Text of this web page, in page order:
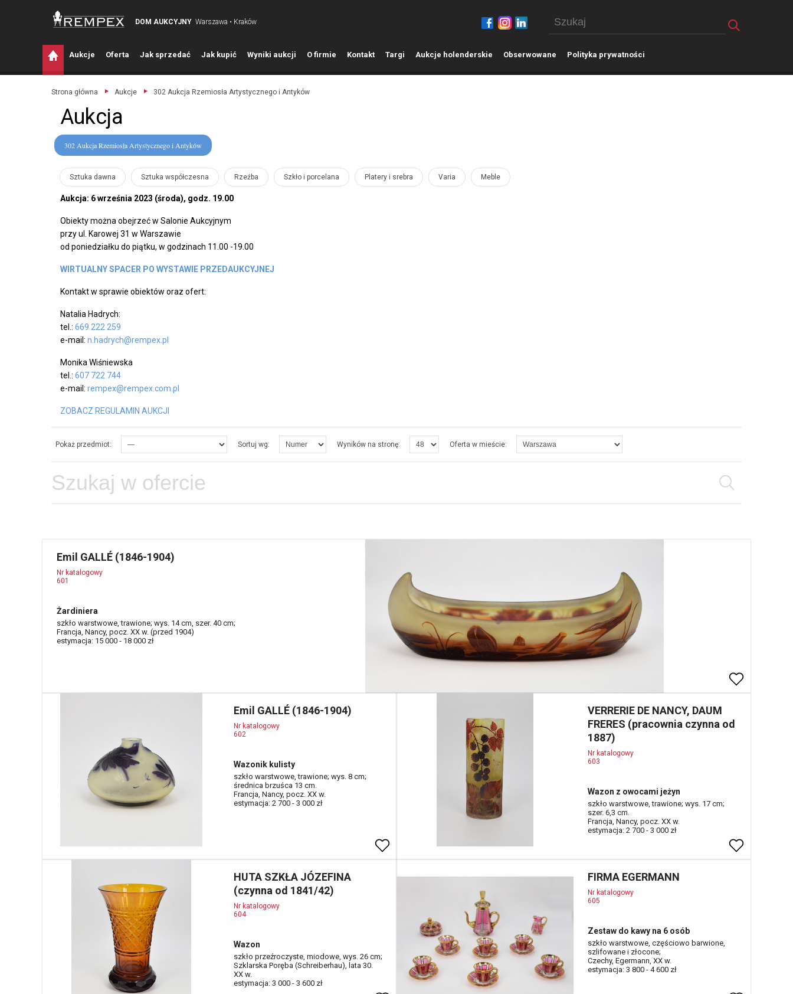
DOM AUKCYJNY Warszawa • Kraków
Aukcje Oferta Jak sprzedać Jak kupić Wyniki aukcji O firmie Kontakt Targi Aukcje holenderskie Obserwowane Polityka prywatności
Strona główna Aukcje 302 Aukcja Rzemiosła Artystycznego i Antyków
Aukcja
302 Aukcja Rzemiosła Artystycznego i Antyków
Sztuka dawna Sztuka współczesna Rzeźba Szkło i porcelana Platery i srebra Varia Meble
Aukcja: 6 września 2023 (środa), godz. 19.00
Obiekty można obejrzeć w Salonie Aukcyjnym
przy ul. Karowej 31 w Warszawie
od poniedziałku do piątku, w godzinach 11.00 -19.00
WIRTUALNY SPACER PO WYSTAWIE PRZEDAUKCYJNEJ
Kontakt w sprawie obiektów oraz ofert:
Natalia Hadrych:
tel.: 669 222 259
e-mail: n.hadrych@rempex.pl
Monika Wiśniewska
tel.: 607 722 744
e-mail: rempex@rempex.com.pl
ZOBACZ REGULAMIN AUKCJI
Pokaż przedmiot: Sortuj wg: Wyników na stronę: Oferta w mieście:
Emil GALLÉ (1846-1904)
Nr katalogowy
601
Żardiniera
szkło warstwowe, trawione; wys. 14 cm, szer. 40 cm;
Francja, Nancy, pocz. XX w. (przed 1904)
estymacja: 15 000 - 18 000 zł
Emil GALLÉ (1846-1904)
Nr katalogowy
602
Wazonik kulisty
szkło warstwowe, trawione; wys. 8 cm;
średnica brzuśca 13 cm.
Francja, Nancy, pocz. XX w.
estymacja: 2 700 - 3 000 zł
VERRERIE DE NANCY, DAUM
FRERES (pracownia czynna od
1887)
Nr katalogowy
603
Wazon z owocami jeżyn
szkło warstwowe, trawione; wys. 17 cm;
szer. 6,3 cm.
Francja, Nancy, pocz. XX w.
estymacja: 2 700 - 3 000 zł
HUTA SZKŁA JÓZEFINA
(czynna od 1841/42)
Nr katalogowy
604
Wazon
szkło przeźroczyste, miodowe, wys. 26 cm;
Szklarska Poręba (Schreiberhau), lata 30.
XX w.
estymacja: 3 000 - 3 600 zł
FIRMA EGERMANN
Nr katalogowy
605
Zestaw do kawy na 6 osób
szkło warstwowe, częściowo barwione,
szlifowane i złocone;
Czechy, Egermann, XX w.
estymacja: 3 800 - 4 600 zł